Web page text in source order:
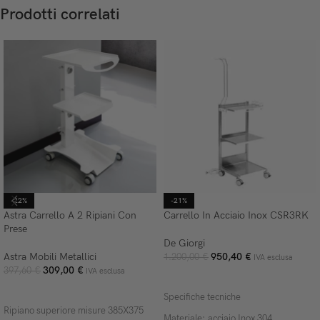
Prodotti correlati
-22%
Astra Carrello A 2 Ripiani Con
Prese
Astra Mobili Metallici
397,60€ 309,00 € IVA esclusa
Ripiano superiore misure 385X375
-21%
Carrello In Acciaio Inox CSR3RK
De Giorgi
1.200,00€ 950,40 € IVA esclusa
Specifiche tecniche